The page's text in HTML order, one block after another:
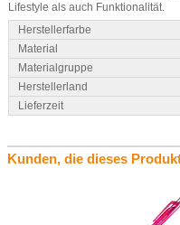
Lifestyle als auch Funktionalität.
Herstellerfarbe
Material
Materialgruppe
Herstellerland
Lieferzeit
Kunden, die dieses